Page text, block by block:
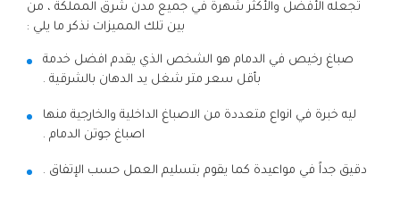
تجعله الأفضل والأكثر شهرةً في جميع مدن شرق المملكة ، من
بين تلك المميزات نذكر ما يلي :
صباغ رخيص في الدمام هو الشخص الذي يقدم افضل خدمة
بأقل سعر متر شغل يد الدهان بالشرقية .
ليه خبرة في انواع متعددة من الاصباغ الداخلية والخارجية منها
اصباغ جوتن الدمام .
دقيق جداً في مواعيدة كما يقوم بتسليم العمل حسب الإتفاق .